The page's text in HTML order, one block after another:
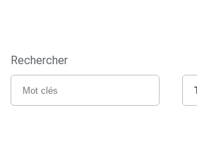
Rechercher